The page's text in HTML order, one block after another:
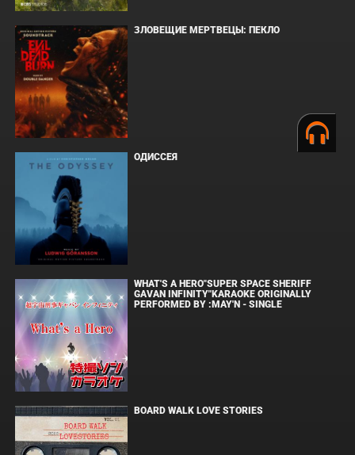
ЗЛОВЕЩИЕ МЕРТВЕЦЫ: ПЕКЛО
ОДИССЕЯ
WHAT'S A HERO"SUPER SPACE SHERIFF
GAVAN INFINITY"KARAOKE ORIGINALLY
PERFORMED BY :MAY'N - SINGLE
BOARD WALK LOVE STORIES